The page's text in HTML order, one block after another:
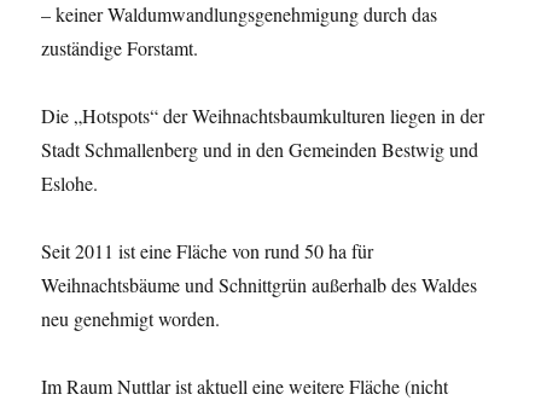
– keiner Waldumwandlungsgenehmigung durch das
zuständige Forstamt.
Die „Hotspots“ der Weihnachtsbaumkulturen liegen in der
Stadt Schmallenberg und in den Gemeinden Bestwig und
Eslohe.
Seit 2011 ist eine Fläche von rund 50 ha für
Weihnachtsbäume und Schnittgrün außerhalb des Waldes
neu genehmigt worden.
Im Raum Nuttlar ist aktuell eine weitere Fläche (nicht